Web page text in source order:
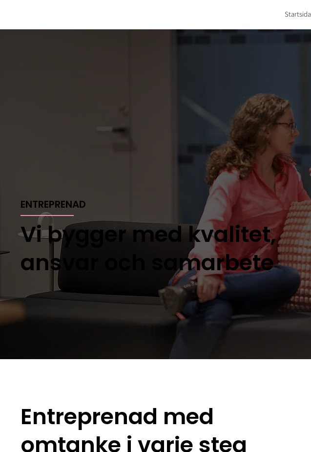
Startsida
ENTREPRENAD
Vi bygger med kvalitet,
ansvar och samarbete
Entreprenad med
omtanke i varje steg